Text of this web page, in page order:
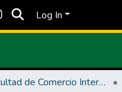
Log In
Facultad de Comercio Internacional, Integración, Administración y Economía Empresarial